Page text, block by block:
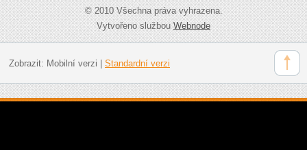
© 2010 Všechna práva vyhrazena.
Vytvořeno službouWebnode
Zobrazit: Mobilní verzi Standardní verzi